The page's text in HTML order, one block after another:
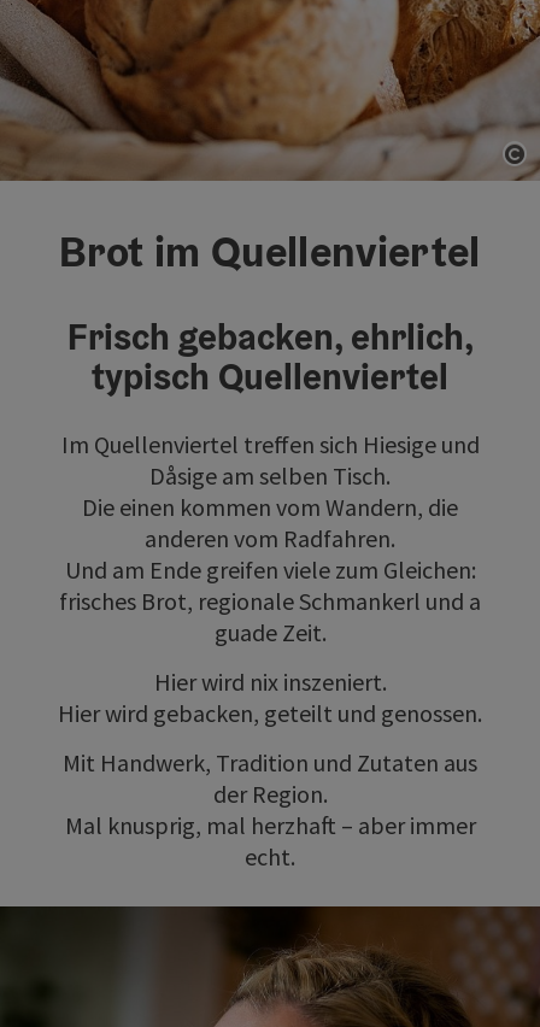
Brot im Quellenviertel
Frisch gebacken, ehrlich,
typisch Quellenviertel
Im Quellenviertel treffen sich Hiesige und
Dåsige am selben Tisch.
Die einen kommen vom Wandern, die
anderen vom Radfahren.
Und am Ende greifen viele zum Gleichen:
frisches Brot, regionale Schmankerl und a
guade Zeit.
Hier wird nix inszeniert.
Hier wird gebacken, geteilt und genossen.
Mit Handwerk, Tradition und Zutaten aus
der Region.
Mal knusprig, mal herzhaft – aber immer
echt.